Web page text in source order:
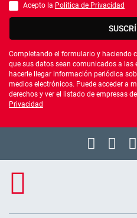
Debes aceptar la política de privacidad
Acepto la Política de Privacidad
Completando el formulario y haciendo
que sus datos sean comunicados a las
hacerle llegar información periódica
medios electrónicos. Puede acceder a
derechos y ver el listado de empresas
Privacidad